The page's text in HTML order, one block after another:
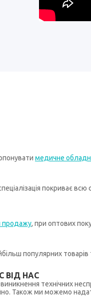
медичне
покриває всю
продажу, при оптових
популярних
ВІД НАС
технічних
Також ми можемо